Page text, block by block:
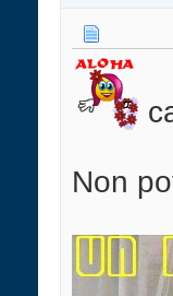
Non